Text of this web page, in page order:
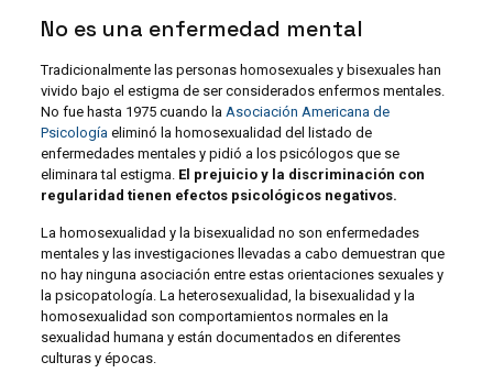
No es una enfermedad mental
Tradicionalmente las personas homosexuales y bisexuales han
vivido bajo el estigma de ser considerados enfermos mentales.
No fue hasta 1975 cuando la Asociación Americana de
Psicologíaeliminó la homosexualidad del listado de
enfermedades mentales y pidió a los psicólogos que se
eliminara tal estigma. El prejuicio y la discriminación con
regularidad tienen efectos psicológicos negativos.
La homosexualidad y la bisexualidad no son enfermedades
mentales y las investigaciones llevadas a cabo demuestran que
no hay ninguna asociación entre estas orientaciones sexuales y
la psicopatología. La heterosexualidad, la bisexualidad y la
homosexualidad son comportamientos normales en la
sexualidad humana y están documentados en diferentes
culturas y épocas.